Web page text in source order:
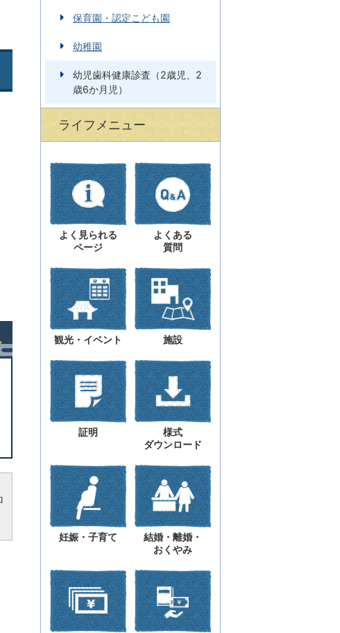
保育園・認定こども園
幼稚園
幼児歯科健康診査（2歳児、2
歳6か月児）
ライフメニュー
よく見られる
ページ
よくある
質問
観光・イベント 施設
証明
様式
ダウンロード
妊娠・子育て
結婚・離婚・
おくやみ